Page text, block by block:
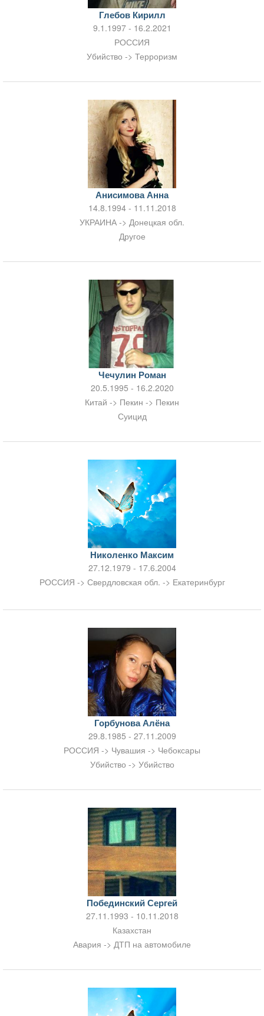
Глебов Кирилл
9.1.1997 - 16.2.2021
РОССИЯ
Убийство -> Терроризм
Анисимова Анна
14.8.1994 - 11.11.2018
УКРАИНА -> Донецкая обл.
Другое
Чечулин Роман
20.5.1995 - 16.2.2020
Китай -> Пекин -> Пекин
Суицид
Николенко Максим
27.12.1979 - 17.6.2004
РОССИЯ -> Свердловская обл. -> Екатеринбург
Горбунова Алёна
29.8.1985 - 27.11.2009
РОССИЯ -> Чувашия -> Чебоксары
Убийство -> Убийство
Побединский Сергей
27.11.1993 - 10.11.2018
Казахстан
Авария -> ДТП на автомобиле